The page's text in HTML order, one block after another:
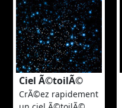
Ciel Ã©toilÃ©
CrÃ©ez rapidement